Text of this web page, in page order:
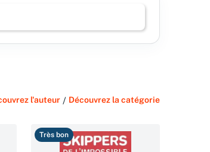
l'auteur / Découvrez la catégorie
Très bon